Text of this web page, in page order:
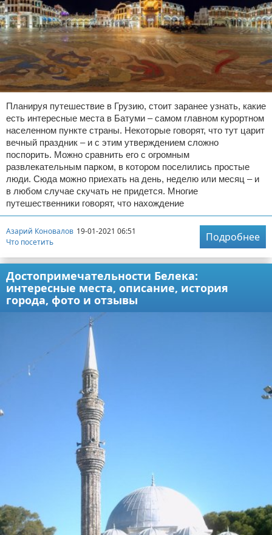
Планируя путешествие в Грузию, стоит заранее узнать, какие
есть интересные места в Батуми – самом главном курортном
населенном пункте страны. Некоторые говорят, что тут царит
вечный праздник – и с этим утверждением сложно
поспорить. Можно сравнить его с огромным
развлекательным парком, в котором поселились простые
люди. Сюда можно приехать на день, неделю или месяц – и
в любом случае скучать не придется. Многие
путешественники говорят, что нахождение
Азарий Коновалов 19-01-2021 06:51
Что посетить
Подробнее
Достопримечательности Белека:
интересные места, описание, история
города, фото и отзывы